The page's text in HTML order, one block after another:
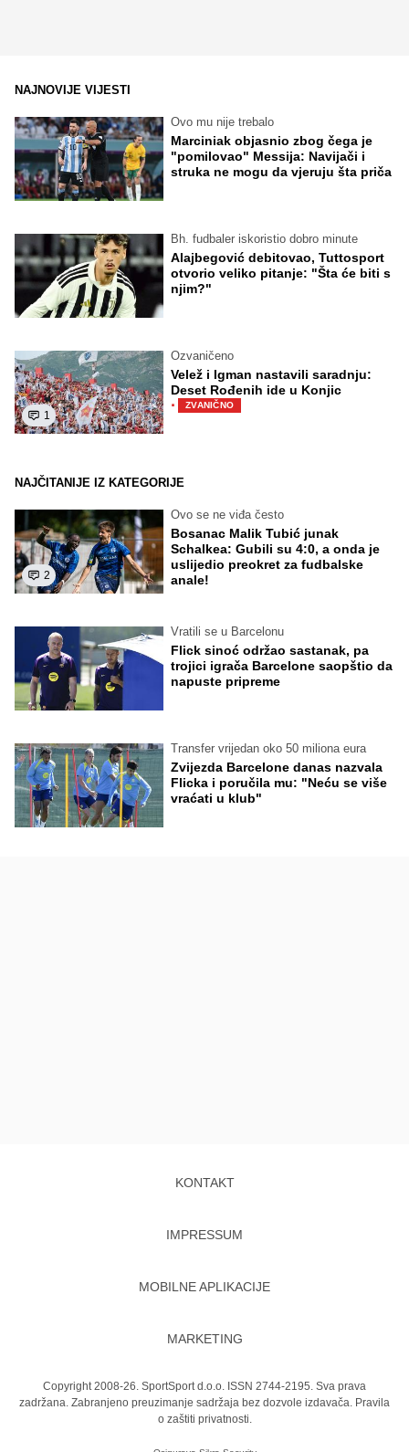
NAJNOVIJE VIJESTI
Ovo mu nije trebalo
Marciniak objasnio zbog čega je
"pomilovao" Messija: Navijači i
struka ne mogu da vjeruju šta priča
Bh. fudbaler iskoristio dobro minute
Alajbegović debitovao, Tuttosport
otvorio veliko pitanje: "Šta će biti s
njim?"
1
Ozvaničeno
Velež i Igman nastavili saradnju:
Deset Rođenih ide u Konjic
· ZVANIČNO
NAJČITANIJE IZ KATEGORIJE
2
Ovo se ne viđa često
Bosanac Malik Tubić junak
Schalkea: Gubili su 4:0, a onda je
uslijedio preokret za fudbalske
anale!
Vratili se u Barcelonu
Flick sinoć održao sastanak, pa
trojici igrača Barcelone saopštio da
napuste pripreme
Transfer vrijedan oko 50 miliona eura
Zvijezda Barcelone danas nazvala
Flicka i poručila mu: "Neću se više
vraćati u klub"
KONTAKT
IMPRESSUM
MOBILNE APLIKACIJE
MARKETING
Copyright 2008-26. SportSport d.o.o. ISSN 2744-2195. Sva prava
zadržana. Zabranjeno preuzimanje sadržaja bez dozvole izdavača. Pravila
o zaštiti privatnosti.